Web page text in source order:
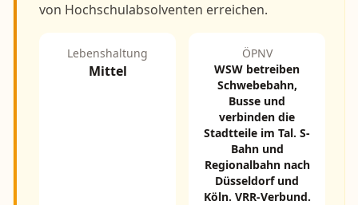
von Hochschulabsolventen erreichen.
Lebenshaltung
Mittel
ÖPNV
WSW betreiben
Schwebebahn,
Busse und
verbinden die
Stadtteile im Tal. S-
Bahn und
Regionalbahn nach
Düsseldorf und
Köln. VRR-Verbund.